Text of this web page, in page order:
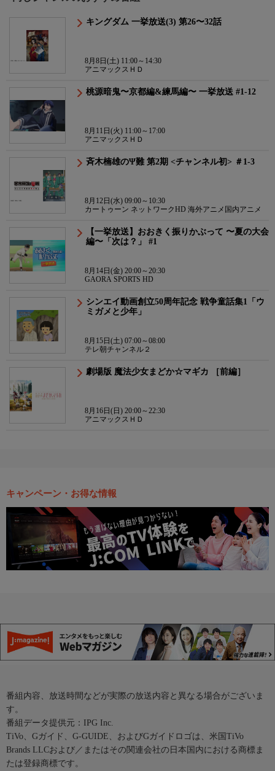
キングダム 一挙放送(3) 第26〜32話
8月8日(土) 11:00～14:30
アニマックスＨＤ
桃源暗鬼〜京都編&練馬編〜 一挙放送 #1-12
8月11日(火) 11:00～17:00
アニマックスＨＤ
斉木楠雄のΨ難 第2期 <チャンネル初> ＃1-3
8月12日(水) 09:00～10:30
カートゥーン ネットワークHD 海外アニメ国内アニメ
【一挙放送】おおきく振りかぶって 〜夏の大会
編〜「次は？」 #1
8月14日(金) 20:00～20:30
GAORA SPORTS HD
シンエイ動画創立50周年記念 戦争童話集1「ウ
ミガメと少年」
8月15日(土) 07:00～08:00
テレ朝チャンネル２
劇場版 魔法少女まどか☆マギカ ［前編］
8月16日(日) 20:00～22:30
アニマックスＨＤ
キャンペーン・お得な情報
番組内容、放送時間などが実際の放送内容と異なる場合がございま
す。
番組データ提供元：IPG Inc.
TiVo、Gガイド、G-GUIDE、およびGガイドロゴは、米国TiVo
Brands LLCおよび／またはその関連会社の日本国内における商標ま
たは登録商標です。